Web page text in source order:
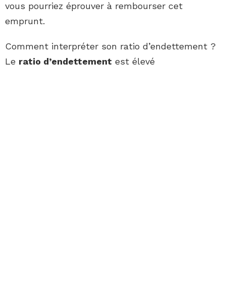
vous pourriez éprouver à rembourser cet
emprunt.
Comment interpréter son ratio d’endettement ?
Le ratio d’endettement est élevé